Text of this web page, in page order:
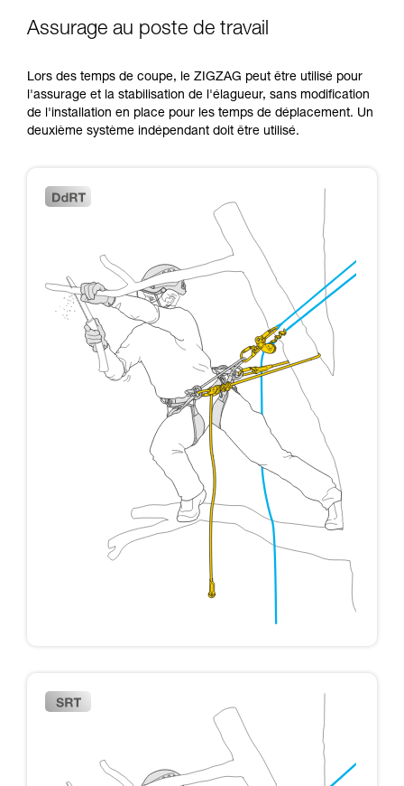
Assurage au poste de travail
Lors des temps de coupe, le ZIGZAG peut être utilisé pour
l'assurage et la stabilisation de l'élagueur, sans modification
de l'installation en place pour les temps de déplacement. Un
deuxième système indépendant doit être utilisé.